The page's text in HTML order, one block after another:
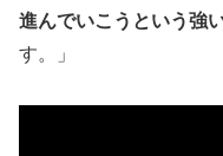
進んでいこうという強
す。」